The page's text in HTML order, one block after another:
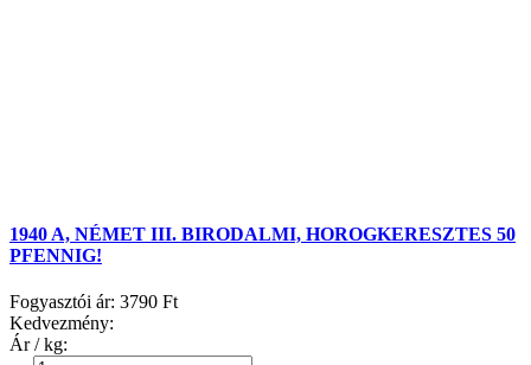
1940 A, NÉMET III. BIRODALMI, HOROGKERESZTES 50
PFENNIG!
Fogyasztói ár: 3790 Ft
Kedvezmény:
Ár / kg: